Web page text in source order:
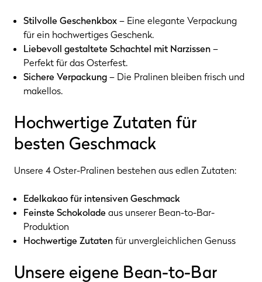
Stilvolle Geschenkbox – Eine elegante Verpackung
für ein hochwertiges Geschenk.
Liebevoll gestaltete Schachtel mit Narzissen –
Perfekt für das Osterfest.
Sichere Verpackung – Die Pralinen bleiben frisch und
makellos.
Hochwertige Zutaten für
besten Geschmack
Unsere 4 Oster-Pralinen bestehen aus edlen Zutaten:
Edelkakao für intensiven Geschmack
Feinste Schokolade aus unserer Bean-to-Bar-
Produktion
Hochwertige Zutaten für unvergleichlichen Genuss
Unsere eigene Bean-to-Bar